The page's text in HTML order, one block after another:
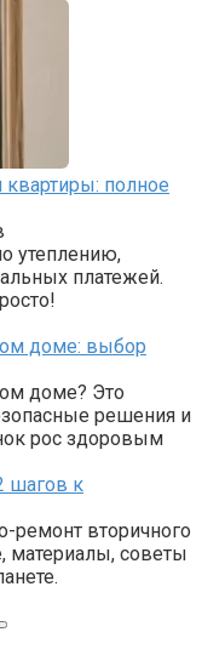
полное
утеплению,
платежей.
доме: выбор
доме? Это
решения и
рос здоровым
шагов к
ремонт вторичного
материалы, советы